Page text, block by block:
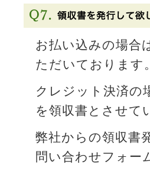
お払い込みの場合
ただいております。
クレジット決済の
を領収書とさせて
弊社からの領収書
問い合わせフォー